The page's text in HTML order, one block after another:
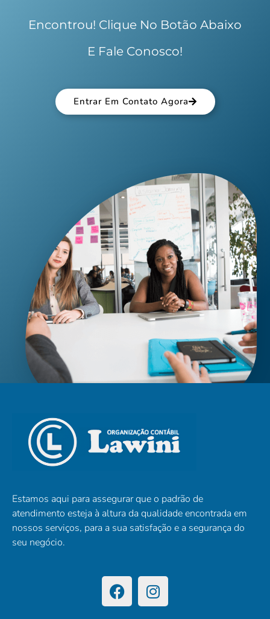
Encontrou! Clique No Botão Abaixo
E Fale Conosco!
Entrar Em Contato Agora
Estamos aqui para assegurar que o padrão de
atendimento esteja à altura da qualidade encontrada em
nossos serviços, para a sua satisfação e a segurança do
seu negócio.